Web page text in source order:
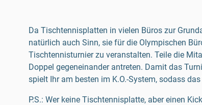
Da Tischtennisplatten in vielen Büros zur
natürlich auch Sinn, sie für die Olympischen
Tischtennisturnier zu veranstalten. Teile die
Doppel gegeneinander antreten. Damit das
spielt Ihr am besten im K.O.-System, sodass
P.S.: Wer keine Tischtennisplatte, aber einen